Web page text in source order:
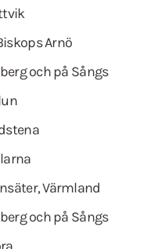
Arnö
och på Sångs
Värmland
och på Sångs